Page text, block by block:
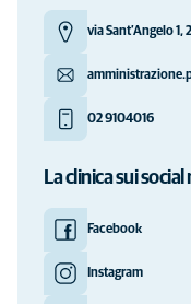
via Sant’Angelo
02 9104016
La clinica sui social
Facebook
Instagram